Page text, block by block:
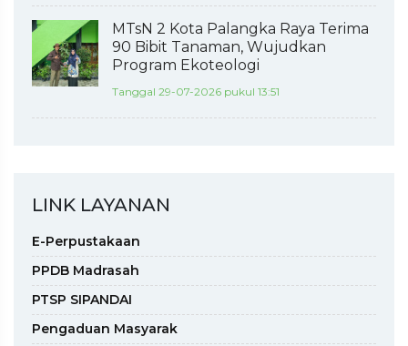
MTsN 2 Kota Palangka Raya Terima
90 Bibit Tanaman, Wujudkan
Program Ekoteologi
Tanggal 29-07-2026 pukul 13:51
LINK LAYANAN
E-Perpustakaan
PPDB Madrasah
PTSP SIPANDAI
Pengaduan Masyarak